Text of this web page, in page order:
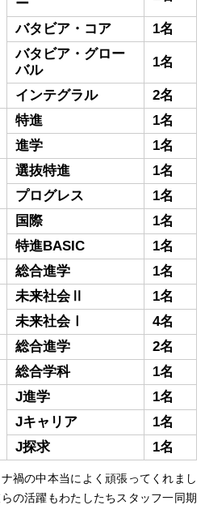
ー
バタビア・コア
1名
バタビア・グロー
バル
1名
インテグラル
2名
特進
1名
進学
1名
選抜特進
1名
プログレス
1名
国際
1名
特進BASIC
1名
総合進学
1名
未来社会Ⅱ
1名
未来社会Ⅰ
4名
総合進学
2名
総合学科
1名
J進学
1名
Jキャリア
1名
J探求
1名
禍の中本当によく頑張ってくれまし
の活躍もわたしたちスタッフ一同期